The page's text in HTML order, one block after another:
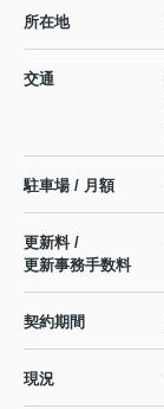
所在地
交通
駐車場 / 月額
更新料 /
更新事務手数料
契約期間
現況